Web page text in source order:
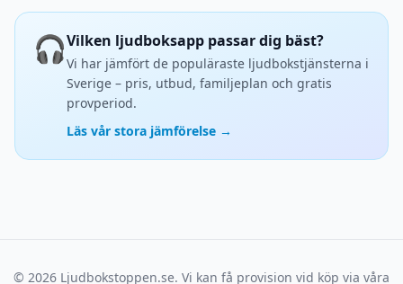
🎧Vilken ljudboksapp passar dig bäst?
Vi har jämfört de populäraste ljudbokstjänsterna i
Sverige – pris, utbud, familjeplan och gratis
provperiod.
Läs vår stora jämförelse →
© 2026 Ljudbokstoppen.se. Vi kan få provision vid köp via våra